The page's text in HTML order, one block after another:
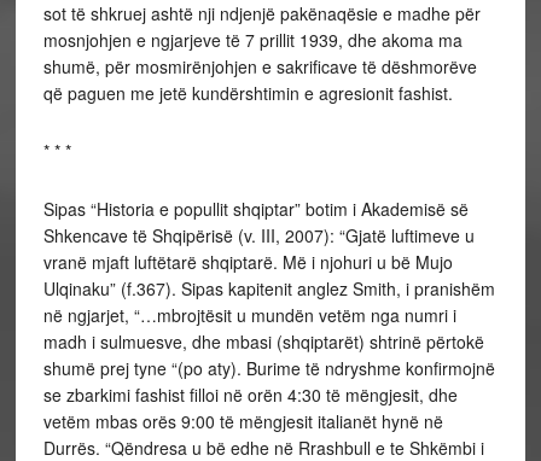
sot të shkruej ashtë nji ndjenjë pakënaqësie e madhe për
mosnjohjen e ngjarjeve të 7 prillit 1939, dhe akoma ma
shumë, për mosmirënjohjen e sakrificave të dëshmorëve
që paguen me jetë kundërshtimin e agresionit fashist.
* * *
Sipas “Historia e popullit shqiptar” botim i Akademisë së
Shkencave të Shqipërisë (v. III, 2007): “Gjatë luftimeve u
vranë mjaft luftëtarë shqiptarë. Më i njohuri u bë Mujo
Ulqinaku” (f.367). Sipas kapitenit anglez Smith, i pranishëm
në ngjarjet, “…mbrojtësit u mundën vetëm nga numri i
madh i sulmuesve, dhe mbasi (shqiptarët) shtrinë përtokë
shumë prej tyne “(po aty). Burime të ndryshme konfirmojnë
se zbarkimi fashist filloi në orën 4:30 të mëngjesit, dhe
vetëm mbas orës 9:00 të mëngjesit italianët hynë në
Durrës. “Qëndresa u bë edhe në Rrashbull e te Shkëmbi i